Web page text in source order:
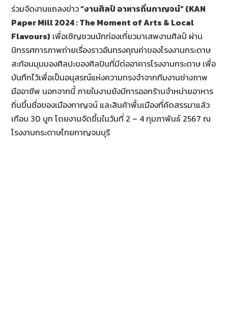
ร่วมจัดงานแถลงข่าว“งานศิลป์ อาหารถิ่นกาญจน์” (KAN
Paper Mill 2024 : The Moment of Arts & Local
Flavours) เพื่อเชิญชวนนักท่องเที่ยวมาเสพงานศิลป์ ผ่าน
นิทรรศการภาพถ่ายเรื่องราวอันทรงคุณค่าของโรงงานกระดาษ
สะท้อนมุมมองศิลปะของศิลปินที่มีต่ออาคารโรงงานกระดาษ เพื่อ
บันทึกไว้เพื่อเป็นอนุสรณ์แห่งความทรงจำจากทีมงานช่างภาพ
มืออาชีพ นอกจากนี้ ภายในงานยังมีการออกร้านจำหน่ายอาหาร
ถิ่นขึ้นชื่อของเมืองกาญจน์ และสินค้าพื้นเมืองที่คัดสรรมาแล้ว
เกือบ 30 บูท โดยงานจัดขึ้นในวันที่ 2 – 4 กุมภาพันธ์ 2567 ณ
โรงงานกระดาษไทยกาญจนบุรี